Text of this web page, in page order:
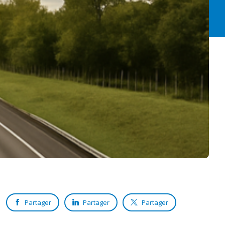
Partager Partager Partager